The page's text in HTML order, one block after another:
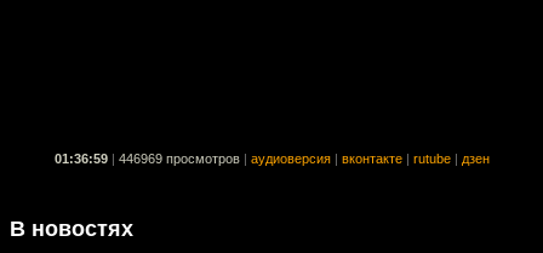
01:36:59 446969 просмотров аудиоверсия вконтакте rutube дзен
В новостях